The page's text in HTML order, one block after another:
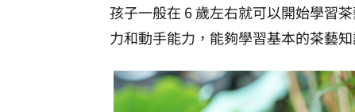
孩子一般在 6 歲左右就可以開始學習
力和動手能力，能夠學習基本的茶藝知